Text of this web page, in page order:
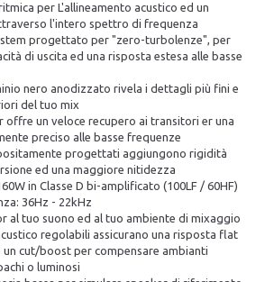
per L'allineamento acustico ed un
l'intero spettro di frequenza
progettato per "zero-turbolenze", per
di uscita ed una risposta estesa alle basse
nero anodizzato rivela i dettagli più fini e
del tuo mix
offre un veloce recupero ai transitori er una
preciso alle basse frequenze
progettati aggiungono rigidità
ed una maggiore nitidezza
in Classe D bi-amplificato (100LF / 60HF)
36Hz - 22kHz
al tuo suono ed al tuo ambiente di mixaggio
regolabili assicurano una risposta flat
un cut/boost per compensare ambianti
o luminosi